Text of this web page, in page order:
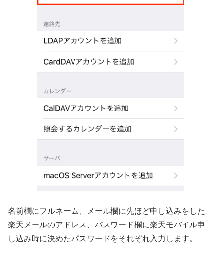
名前欄にフルネーム、メール欄に先ほど申し込みをした
楽天メールのアドレス、パスワード欄に楽天モバイル申
し込み時に決めたパスワードをそれぞれ入力します。